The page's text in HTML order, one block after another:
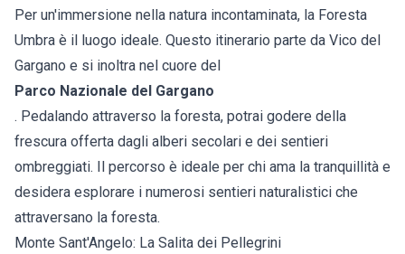
Per un'immersione nella natura incontaminata, la Foresta
Umbra è il luogo ideale. Questo itinerario parte da Vico del
Gargano e si inoltra nel cuore del
Parco Nazionale del Gargano
. Pedalando attraverso la foresta, potrai godere della
frescura offerta dagli alberi secolari e dei sentieri
ombreggiati. Il percorso è ideale per chi ama la tranquillità e
desidera esplorare i numerosi sentieri naturalistici che
attraversano la foresta.
Monte Sant'Angelo: La Salita dei Pellegrini